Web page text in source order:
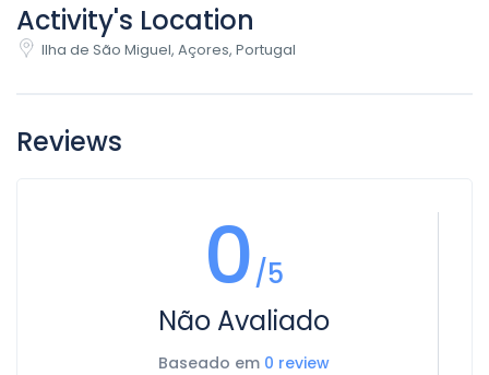
Activity's Location
Ilha de São Miguel, Açores, Portugal
Reviews
0/5
Não Avaliado
Baseado em 0 review